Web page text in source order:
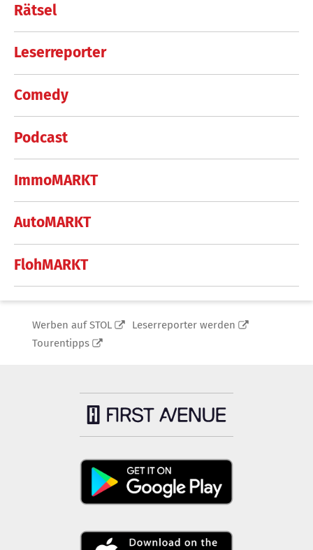
Rätsel
Leserreporter
Comedy
Podcast
ImmoMARKT
AutoMARKT
FlohMARKT
Werben auf STOL
Leserreporter werden
Tourentipps